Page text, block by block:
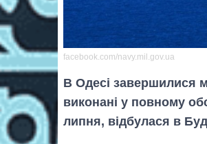
facebook.com/navy.mil.gov.ua
В Одесі завершилися
виконані у повному
липня, відбулася в